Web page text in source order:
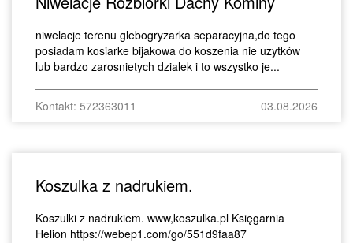
niwelacje terenu glebogryzarka separacyjna,do tego
posiadam kosiarke bijakowa do koszenia nie uzytków
lub bardzo zarosnietych dzialek i to wszystko je...
Kontakt: 572363011 03.08.2026
Koszulka z nadrukiem.
Koszulki z nadrukiem. www,koszulka.pl Księgarnia
Helion https://webep1.com/go/551d9faa87